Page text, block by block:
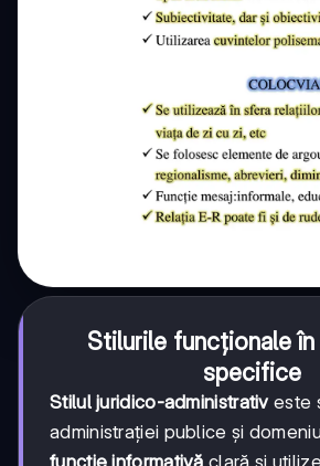
Stilurile funcționale
specifice
Stilul juridico-administrativeste
administrației publice și